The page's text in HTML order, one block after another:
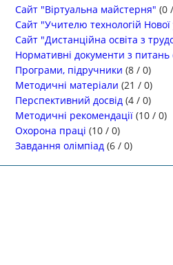
Сайт "Віртуальна майстерня" (0 /
Сайт "Учителю технологій Нової
Сайт "Дистанційна освіта з
Нормативні документи з питань
Програми, підручники (8 / 0)
Методичні матеріали (21 / 0)
Перспективний досвід (4 / 0)
Методичні рекомендації (10 / 0)
Охорона праці (10 / 0)
Завдання олімпіад (6 / 0)